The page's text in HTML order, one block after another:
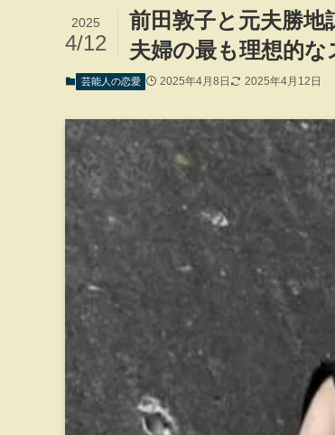
前田敦子と元夫勝地
夫婦の最も理想的
2025
4/12
芸能人の恋愛 2025年4月8日 2025年4月12日